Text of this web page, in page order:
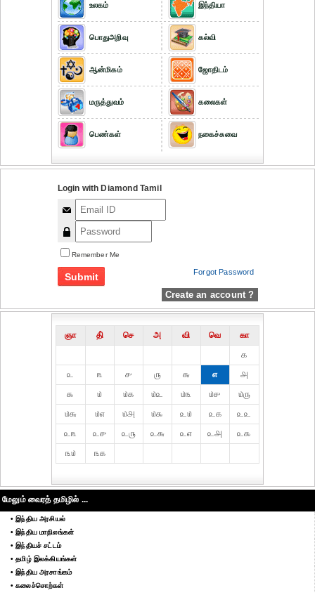
உலகம்
பொதுஅறிவு
ஆன்மிகம்
மருத்துவம்
பெண்கள்
இந்தியா
கல்வி
ஜோதிடம்
கலைகள்
நகைச்சுவை
Login with Diamond Tamil
Remember Me
Forgot Password
Create an account ?
ஞா தி் செ அ வி வெ
கா
௧
௨
௩ ௪ ௫ ௬ ௭
௮
௯
௰ ௰௧ ௰௨ ௰௩ ௰௪
௰௫
௰௬
௰௭ ௰௮ ௰௯ ௨௰ ௨௧
௨௨
௨௩
௨௪ ௨௫ ௨௬ ௨௭ ௨௮
௨௯
௩௰
௩௧
மேலும் வைரத் தமிழில் ...
• இந்திய அரசியல்
• இந்திய மாநிலங்கள்
• இந்தியச் சட்டம்
• தமிழ் இலக்கியங்கள்
• இந்திய அரசாங்கம்
• கலைச்சொற்கள்